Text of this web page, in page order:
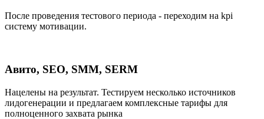
После проведения тестового периода - переходим на kpi
систему мотивации.
Авито, SEO, SMM, SERM
Нацелены на результат. Тестируем несколько источников
лидогенерации и предлагаем комплексные тарифы для
полноценного захвата рынка